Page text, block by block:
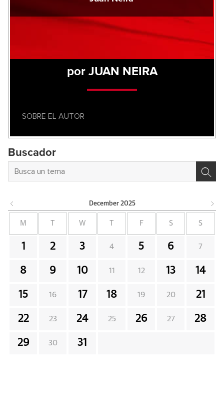
por JUAN NEIRA
SOBRE EL AUTOR
Buscador
December 2025
M W F S S
1 2 3 4 5 6 7
8 9 10 11 12 13 14
15 16 17 18 19 20 21
22 23 24 25 26 27 28
29 30 31